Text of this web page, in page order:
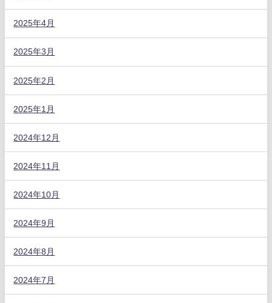
2025年4月
2025年3月
2025年2月
2025年1月
2024年12月
2024年11月
2024年10月
2024年9月
2024年8月
2024年7月